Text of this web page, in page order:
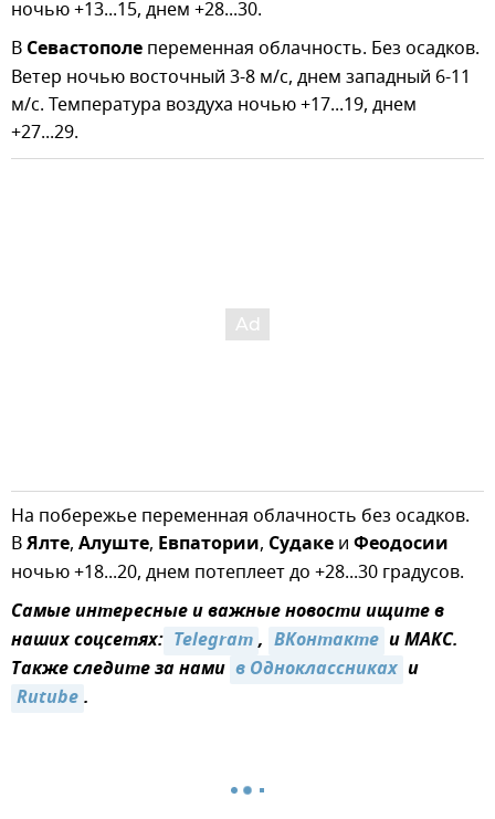
ночью +13...15, днем +28...30.
В Севастополе переменная облачность. Без осадков.
Ветер ночью восточный 3-8 м/с, днем западный 6-11
м/с. Температура воздуха ночью +17...19, днем
+27...29.
На побережье переменная облачность без осадков.
ВЯлте, Алуште, Евпатории, Судаке и Феодосии
ночью +18...20, днем потеплеет до +28...30 градусов.
Самые интересные и важные новости ищите в
наших соцсетях: Telegram, ВКонтакте и MAКС.
Также следите за нами в Одноклассниках и
Rutube.